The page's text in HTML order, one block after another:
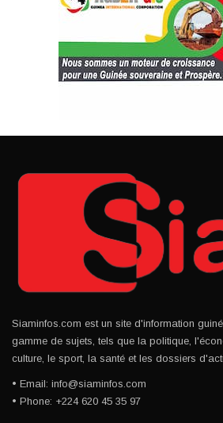
Siaminfos.com est un site d'information
gamme de sujets, tels que la politique,
culture, le sport, la santé et les dossiers
• Email: info@siaminfos.com
• Phone: +224 620 45 35 97